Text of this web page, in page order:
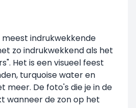
meest indrukwekkende
zo indrukwekkend als het
Het is een visueel feest
turquoise water en
meer. De foto's die je in de
wanneer de zon op het